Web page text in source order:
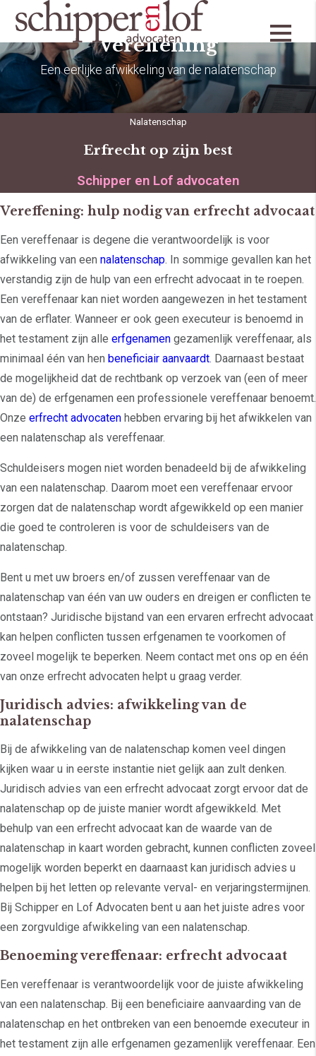
Vereffening
Een eerlijke afwikkeling van de nalatenschap
Nalatenschap
Erfrecht op zijn best
Schipper en Lof advocaten
Vereffening: hulp nodig van erfrecht advocaat
Een vereffenaar is degene die verantwoordelijk is voor
afwikkeling van een nalatenschap. In sommige gevallen kan het
verstandig zijn de hulp van een erfrecht advocaat in te roepen.
Een vereffenaar kan niet worden aangewezen in het testament
van de erflater. Wanneer er ook geen executeur is benoemd in
het testament zijn alle erfgenamen gezamenlijk vereffenaar, als
minimaal één van hen beneficiair aanvaardt. Daarnaast bestaat
de mogelijkheid dat de rechtbank op verzoek van (een of meer
van de) de erfgenamen een professionele vereffenaar benoemt.
Onze erfrecht advocaten hebben ervaring bij het afwikkelen van
een nalatenschap als vereffenaar.
Schuldeisers mogen niet worden benadeeld bij de afwikkeling
van een nalatenschap. Daarom moet een vereffenaar ervoor
zorgen dat de nalatenschap wordt afgewikkeld op een manier
die goed te controleren is voor de schuldeisers van de
nalatenschap.
Bent u met uw broers en/of zussen vereffenaar van de
nalatenschap van één van uw ouders en dreigen er conflicten te
ontstaan? Juridische bijstand van een ervaren erfrecht advocaat
kan helpen conflicten tussen erfgenamen te voorkomen of
zoveel mogelijk te beperken. Neem contact met ons op en één
van onze erfrecht advocaten helpt u graag verder.
Juridisch advies: afwikkeling van de
nalatenschap
Bij de afwikkeling van de nalatenschap komen veel dingen
kijken waar u in eerste instantie niet gelijk aan zult denken.
Juridisch advies van een erfrecht advocaat zorgt ervoor dat de
nalatenschap op de juiste manier wordt afgewikkeld. Met
behulp van een erfrecht advocaat kan de waarde van de
nalatenschap in kaart worden gebracht, kunnen conflicten zoveel
mogelijk worden beperkt en daarnaast kan juridisch advies u
helpen bij het letten op relevante verval- en verjaringstermijnen.
Bij Schipper en Lof Advocaten bent u aan het juiste adres voor
een zorgvuldige afwikkeling van een nalatenschap.
Benoeming vereffenaar: erfrecht advocaat
Een vereffenaar is verantwoordelijk voor de juiste afwikkeling
van een nalatenschap. Bij een beneficiaire aanvaarding van de
nalatenschap en het ontbreken van een benoemde executeur in
het testament zijn alle erfgenamen gezamenlijk vereffenaar. Een